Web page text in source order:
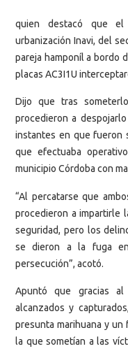
quien destacó que
urbanización Inavi, del
pareja hamponíl a bordo
placas AC3I1U
Dijo que tras
procedieron a
instantes en que fueron
que efectuaba
municipio Córdoba con
“Al percatarse que
procedieron a impartirle
seguridad, pero los
se dieron a la fuga
persecución”, acotó.
Apuntó que gracias
alcanzados y
presunta marihuana y un
la que sometían a las